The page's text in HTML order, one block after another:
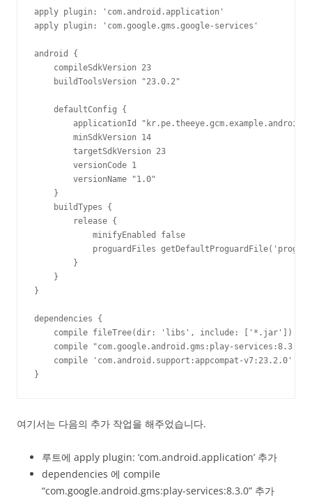
apply plugin: 'com.android.application'
apply plugin: 'com.google.gms.google-services'
android {
    compileSdkVersion 23
    buildToolsVersion "23.0.2"
    defaultConfig {
        applicationId "kr.pe.theeye.gcm.example.android"
        minSdkVersion 14
        targetSdkVersion 23
        versionCode 1
        versionName "1.0"
    }
    buildTypes {
        release {
            minifyEnabled false
proguardFiles
        }
    }
}
dependencies {
    compile fileTree(dir: 'libs', include: ['*.jar'])
    compile "com.google.android.gms:play-services:8.3.0"
    compile 'com.android.support:appcompat-v7:23.2.0'
}
여기서는 다음의 추가 작업을 해주었습니다.
루트에 apply plugin: ‘com.android.application’ 추가
dependencies 에 compile
“com.google.android.gms:play-services:8.3.0” 추가